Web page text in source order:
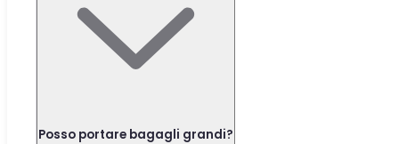
Posso portare bagagli grandi?